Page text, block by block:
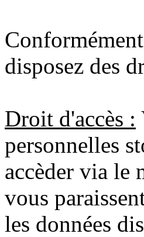
disposez des
Droit d'accès :
personnelles
accèder via le
vous
les données